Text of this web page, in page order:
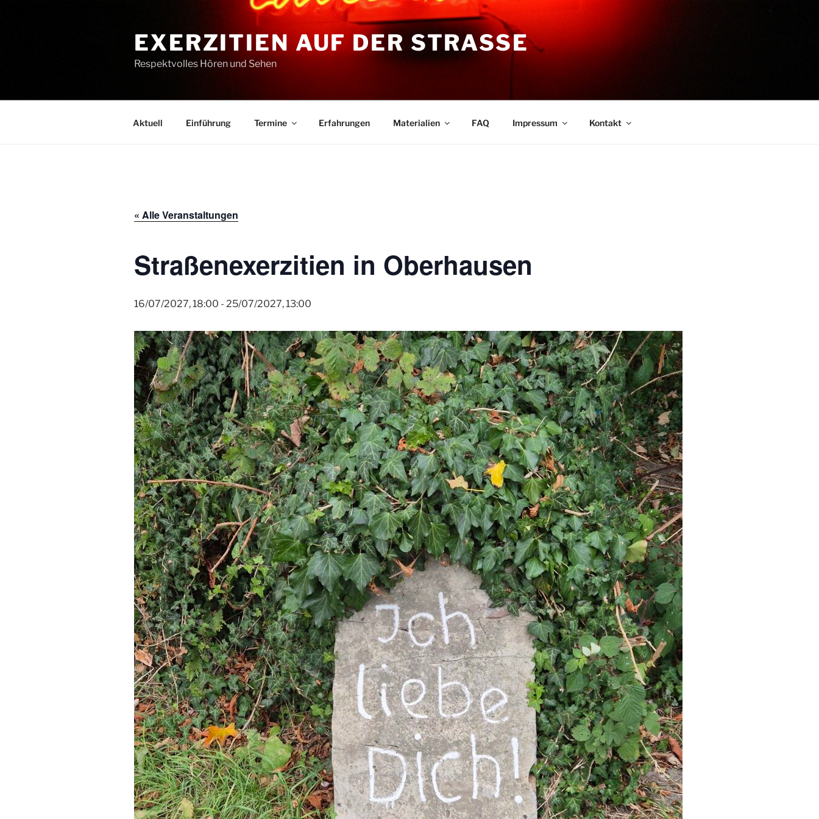
EXERZITIEN AUF DER STRASSE
Respektvolles Hören und Sehen
Aktuell Einführung Termine Erfahrungen Materialien FAQ Impressum Kontakt
« Alle Veranstaltungen
Straßenexerzitien in Oberhausen
16/07/2027, 18:00 - 25/07/2027, 13:00